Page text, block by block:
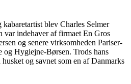
blev Charles Selmer
var indehaver af firmaet En Gros
og senere virksomheden Pariser-
Hygiejne-Børsen. Trods hans
og savnet som en af Danmarks